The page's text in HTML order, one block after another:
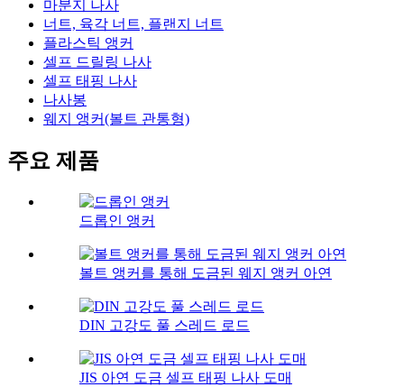
마분지 나사
너트, 육각 너트, 플랜지 너트
플라스틱 앵커
셀프 드릴링 나사
셀프 태핑 나사
나사봉
웨지 앵커(볼트 관통형)
주요 제품
드롭인 앵커
볼트 앵커를 통해 도금된 웨지 앵커 아연
DIN 고강도 풀 스레드 로드
JIS 아연 도금 셀프 태핑 나사 도매